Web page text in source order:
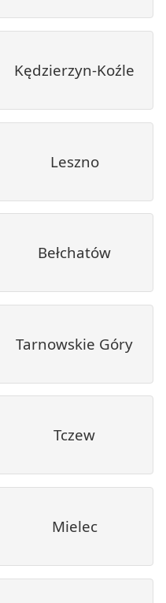
Kędzierzyn-Koźle
Leszno
Bełchatów
Tarnowskie Góry
Tczew
Mielec